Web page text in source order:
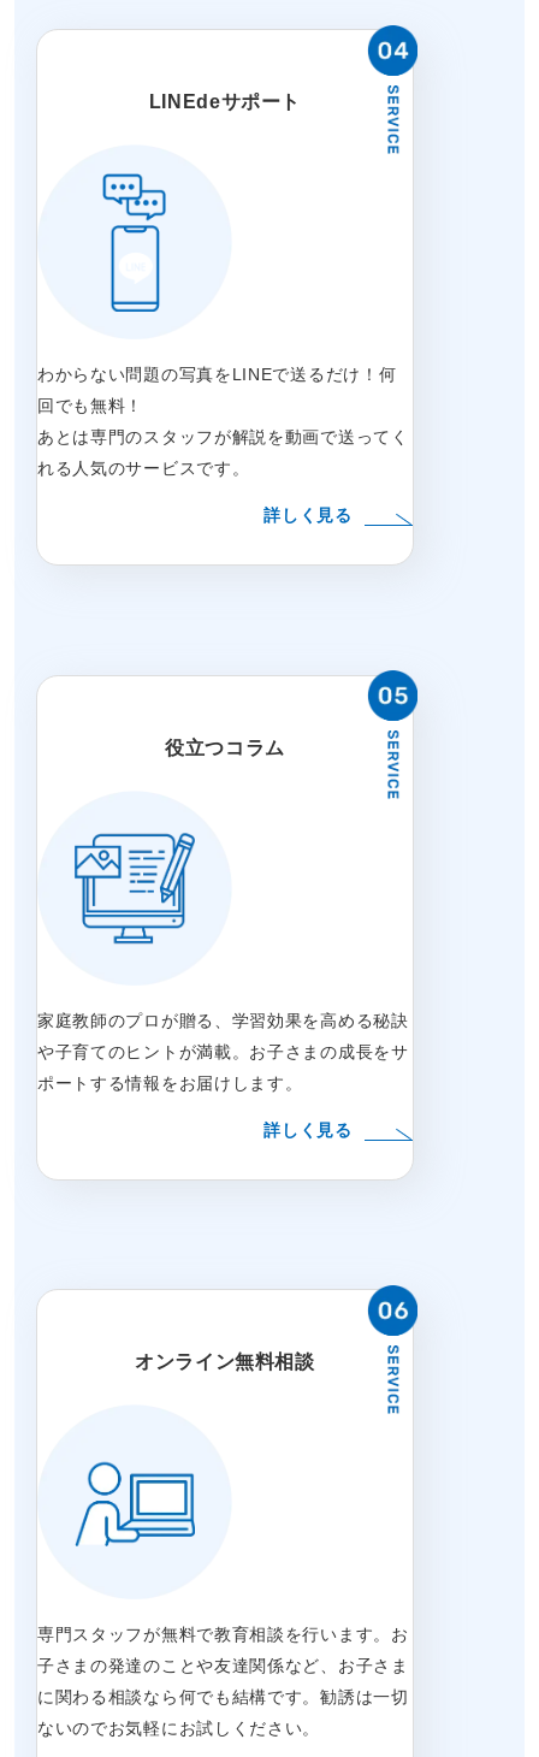
LINEdeサポート
わからない問題の写真をLINEで送るだけ！何
回でも無料！
あとは専門のスタッフが解説を動画で送ってく
れる人気のサービスです。
詳しく見る
役立つコラム
家庭教師のプロが贈る、学習効果を高める秘訣
や子育てのヒントが満載。お子さまの成長をサ
ポートする情報をお届けします。
詳しく見る
オンライン無料相談
専門スタッフが無料で教育相談を行います。お
子さまの発達のことや友達関係など、お子さま
に関わる相談なら何でも結構です。勧誘は一切
ないのでお気軽にお試しください。